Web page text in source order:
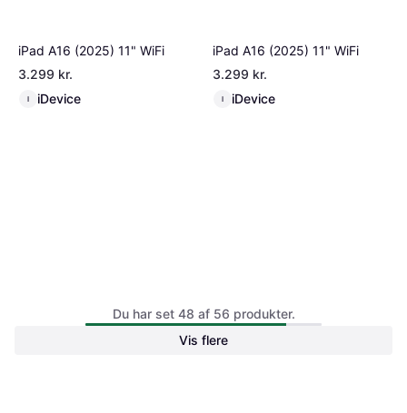
iPad A16 (2025) 11" WiFi
3.299 kr.
I iDevice
iPad A16 (2025) 11" WiFi
3.299 kr.
I iDevice
iPad A16 (2025) 11" WiFi
iPad A16 (2025) 11" WiFi
2.799 kr.
Du har set 48 af 56 produkter.
Vis flere